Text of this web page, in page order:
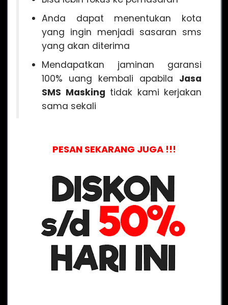
Anda dapat menentukan kota
yang ingin menjadi sasaran sms
yang akan diterima
Mendapatkan jaminan garansi
100% uang kembali apabila Jasa
SMS Masking tidak kami kerjakan
sama sekali
PESAN SEKARANG JUGA !!!